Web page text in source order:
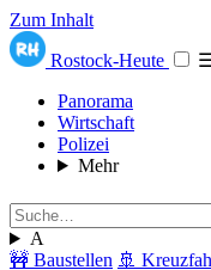
Zum Inhalt
Rostock-Heute
Panorama
Wirtschaft
Polizei
Mehr
A
🚧 Baustellen 🚢